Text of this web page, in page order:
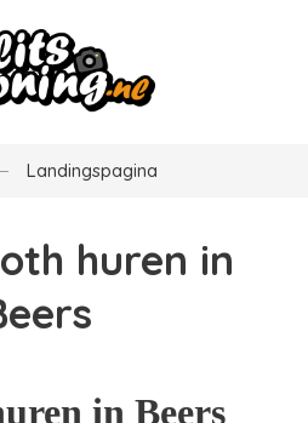
Landingspagina
huren in
in Beers